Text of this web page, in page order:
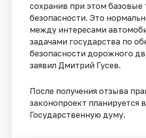
сохранив при этом базовые
безопасности. Это
между интересами
задачами государства по
безопасности дорожного
заявил Дмитрий Гусев.
После получения отзыва
законопроект планируется
Государственную думу.